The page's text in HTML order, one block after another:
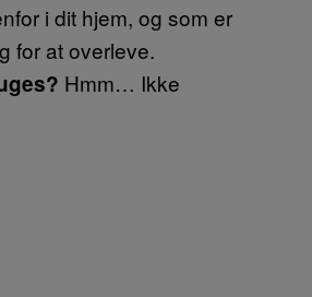
i dit hjem, og som er
for at overleve.
Hmm… Ikke